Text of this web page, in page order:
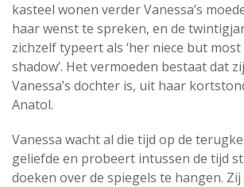
kasteel wonen verder Vanessa’s
haar wenst te spreken, en de
zichzelf typeert als ‘her niece but
shadow’. Het vermoeden bestaat dat
Vanessa’s dochter is, uit haar
Anatol.
Vanessa wacht al die tijd op de
geliefde en probeert intussen de tijd
doeken over de spiegels te hangen.